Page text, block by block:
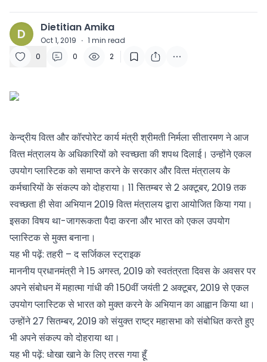
D Dietitian Amika
Oct 1, 2019 · 1 min read
0
0 2
केन्‍द्रीय वित्‍त और कॉरपोरेट कार्य मंत्री श्रीमती निर्मला सीतारमण ने आज
वित्‍त मंत्रालय के अधिकारियों को स्‍वच्‍छता की शपथ दिलाई। उन्‍होंने एकल
उपयोग प्‍लास्टिक को समाप्‍त करने के सरकार और वित्‍त मंत्रालय के
कर्मचारियों के संकल्‍प को दोहराया। 11 सितम्‍बर से 2 अक्‍टूबर, 2019 तक
स्‍वच्‍छता ही सेवा अभियान 2019 वित्‍त मंत्रालय द्वारा आयोजित किया गया।
इसका विषय था-जागरूकता पैदा करना और भारत को एकल उपयोग
प्‍लास्टिक से मुक्‍त बनाना।
यह भी पढ़ें:तहरी – द सर्जिकल स्‍ट्राइक
माननीय प्रधानमंत्री ने 15 अगस्‍त, 2019 को स्‍वतंत्रता दिवस के अवसर पर
अपने संबोधन में महात्‍मा गांधी की 150वीं जयंती 2 अक्‍टूबर, 2019 से एकल
उपयोग प्‍लास्टिक से भारत को मुक्‍त करने के अभियान का आह्वान किया था।
उन्‍होंने 27 सितम्‍बर, 2019 को संयुक्‍त राष्‍ट्र महासभा को संबोधित करते हुए
भी अपने संकल्‍प को दोहराया था।
यह भी पढ़ें: धोखा खाने के लिए तरस गया हूँ